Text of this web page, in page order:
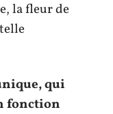
la fleur de
qui
fonction